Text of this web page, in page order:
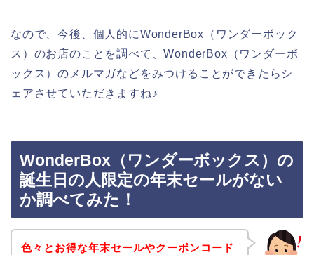
なので、今後、個人的にWonderBox（ワンダーボック
ス）のお店のことを調べて、WonderBox（ワンダーボ
ックス）のメルマガなどをみつけることができたらシ
ェアさせていただきますね♪
WonderBox（ワンダーボックス）の
誕生日の人限定の年末セールがない
か調べてみた！
色々とお得な年末セールやクーポンコード